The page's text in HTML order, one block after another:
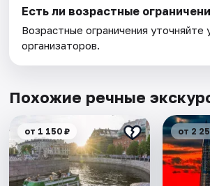
Есть ли возрастные
Возрастные ограничения уточняйте
организаторов.
Похожие речные
от 1 150 ₽ от 2